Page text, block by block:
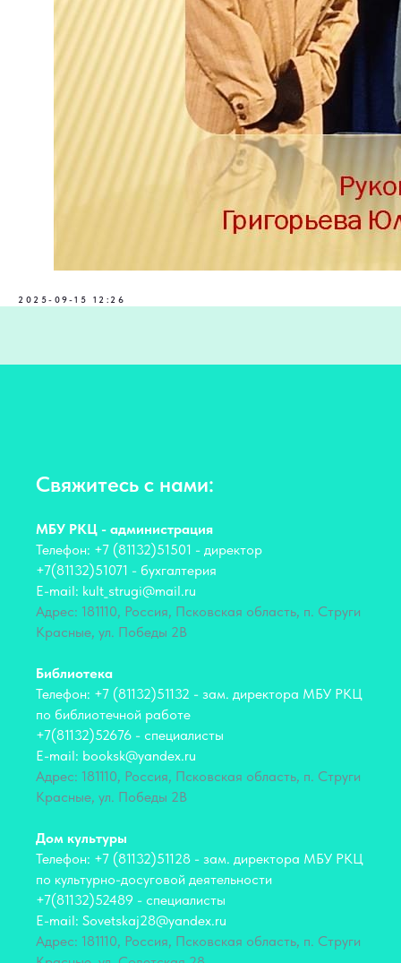
2025-09-15 12:26
Свяжитесь с нами:
МБУ РКЦ - администрация
Телефон: +7 (81132)51501 - директор
+7(81132)51071 - бухгалтерия
E-mail: kult_strugi@mail.ru
Адрес: 181110, Россия, Псковская область, п. Струги
Красные, ул. Победы 2В
Библиотека
Телефон: +7 (81132)51132 - зам. директора МБУ РКЦ
по библиотечной работе
+7(81132)52676 - специалисты
E-mail: booksk@yandex.ru
Адрес: 181110, Россия, Псковская область, п. Струги
Красные, ул. Победы 2В
Дом культуры
Телефон: +7 (81132)51128 - зам. директора МБУ РКЦ
по культурно-досуговой деятельности
+7(81132)52489 - специалисты
E-mail: Sovetskaj28@yandex.ru
Адрес: 181110, Россия, Псковская область, п. Струги